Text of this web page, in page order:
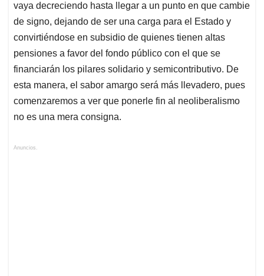
vaya decreciendo hasta llegar a un punto en que cambie
de signo, dejando de ser una carga para el Estado y
convirtiéndose en subsidio de quienes tienen altas
pensiones a favor del fondo público con el que se
financiarán los pilares solidario y semicontributivo. De
esta manera, el sabor amargo será más llevadero, pues
comenzaremos a ver que ponerle fin al neoliberalismo
no es una mera consigna.
Anuncios.